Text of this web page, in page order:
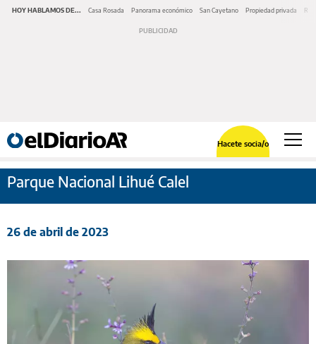
HOY HABLAMOS DE... Casa Rosada Panorama económico San Cayetano Propiedad privada
Hacete socia/o
Parque Nacional Lihué Calel
26 de abril de 2023